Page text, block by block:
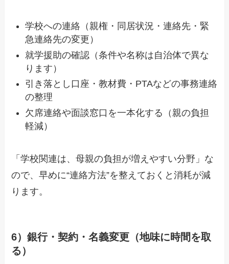
学校への連絡（親権・同居状況・連絡先・緊
急連絡先の変更）
就学援助の確認（条件や名称は自治体で異な
ります）
引き落とし口座・教材費・PTAなどの事務連絡
の整理
欠席連絡や面談窓口を一本化する（親の負担
軽減）
「学校関連は、母親の負担が増えやすい分野」な
ので、早めに“連絡方法”を整えておくと消耗が減
ります。
6）銀行・契約・名義変更（地味に時間を取
る）